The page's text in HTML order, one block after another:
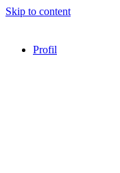
Skip to content
Profil